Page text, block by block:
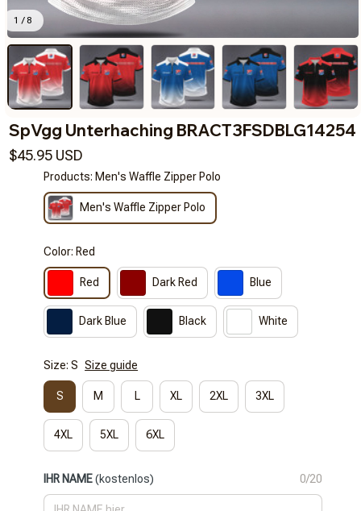
1 / 8
SpVgg Unterhaching BRACT3FSDBLG14254
$45.95 USD
Products: Men's Waffle Zipper Polo
Men's Waffle Zipper Polo
Color: Red
Red Dark Red Blue
Dark Blue Black White
Size: S Size guide
S M L XL 2XL 3XL
4XL 5XL 6XL
IHR NAME(kostenlos) 0/20